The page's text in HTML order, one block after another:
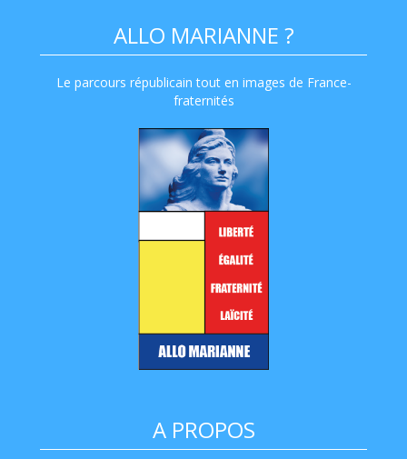
ALLO MARIANNE ?
Le parcours républicain tout en images de France-
fraternités
A PROPOS